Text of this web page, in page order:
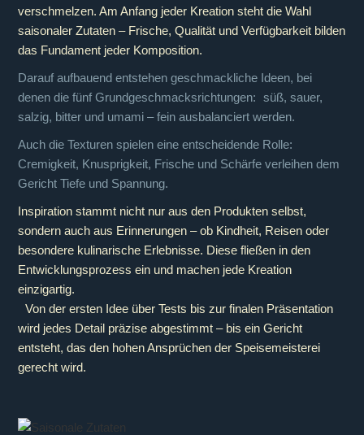
verschmelzen. Am Anfang jeder Kreation steht die Wahl
saisonaler Zutaten – Frische, Qualität und Verfügbarkeit bilden
das Fundament jeder Komposition.
Darauf aufbauend entstehen geschmackliche Ideen, bei
denen die fünf Grundgeschmacksrichtungen: süß, sauer,
salzig, bitter und umami – fein ausbalanciert werden.
Auch die Texturen spielen eine entscheidende Rolle:
Cremigkeit, Knusprigkeit, Frische und Schärfe verleihen dem
Gericht Tiefe und Spannung.
Inspiration stammt nicht nur aus den Produkten selbst,
sondern auch aus Erinnerungen – ob Kindheit, Reisen oder
besondere kulinarische Erlebnisse. Diese fließen in den
Entwicklungsprozess ein und machen jede Kreation
einzigartig.
Von der ersten Idee über Tests bis zur finalen Präsentation
wird jedes Detail präzise abgestimmt – bis ein Gericht
entsteht, das den hohen Ansprüchen der Speisemeisterei
gerecht wird.